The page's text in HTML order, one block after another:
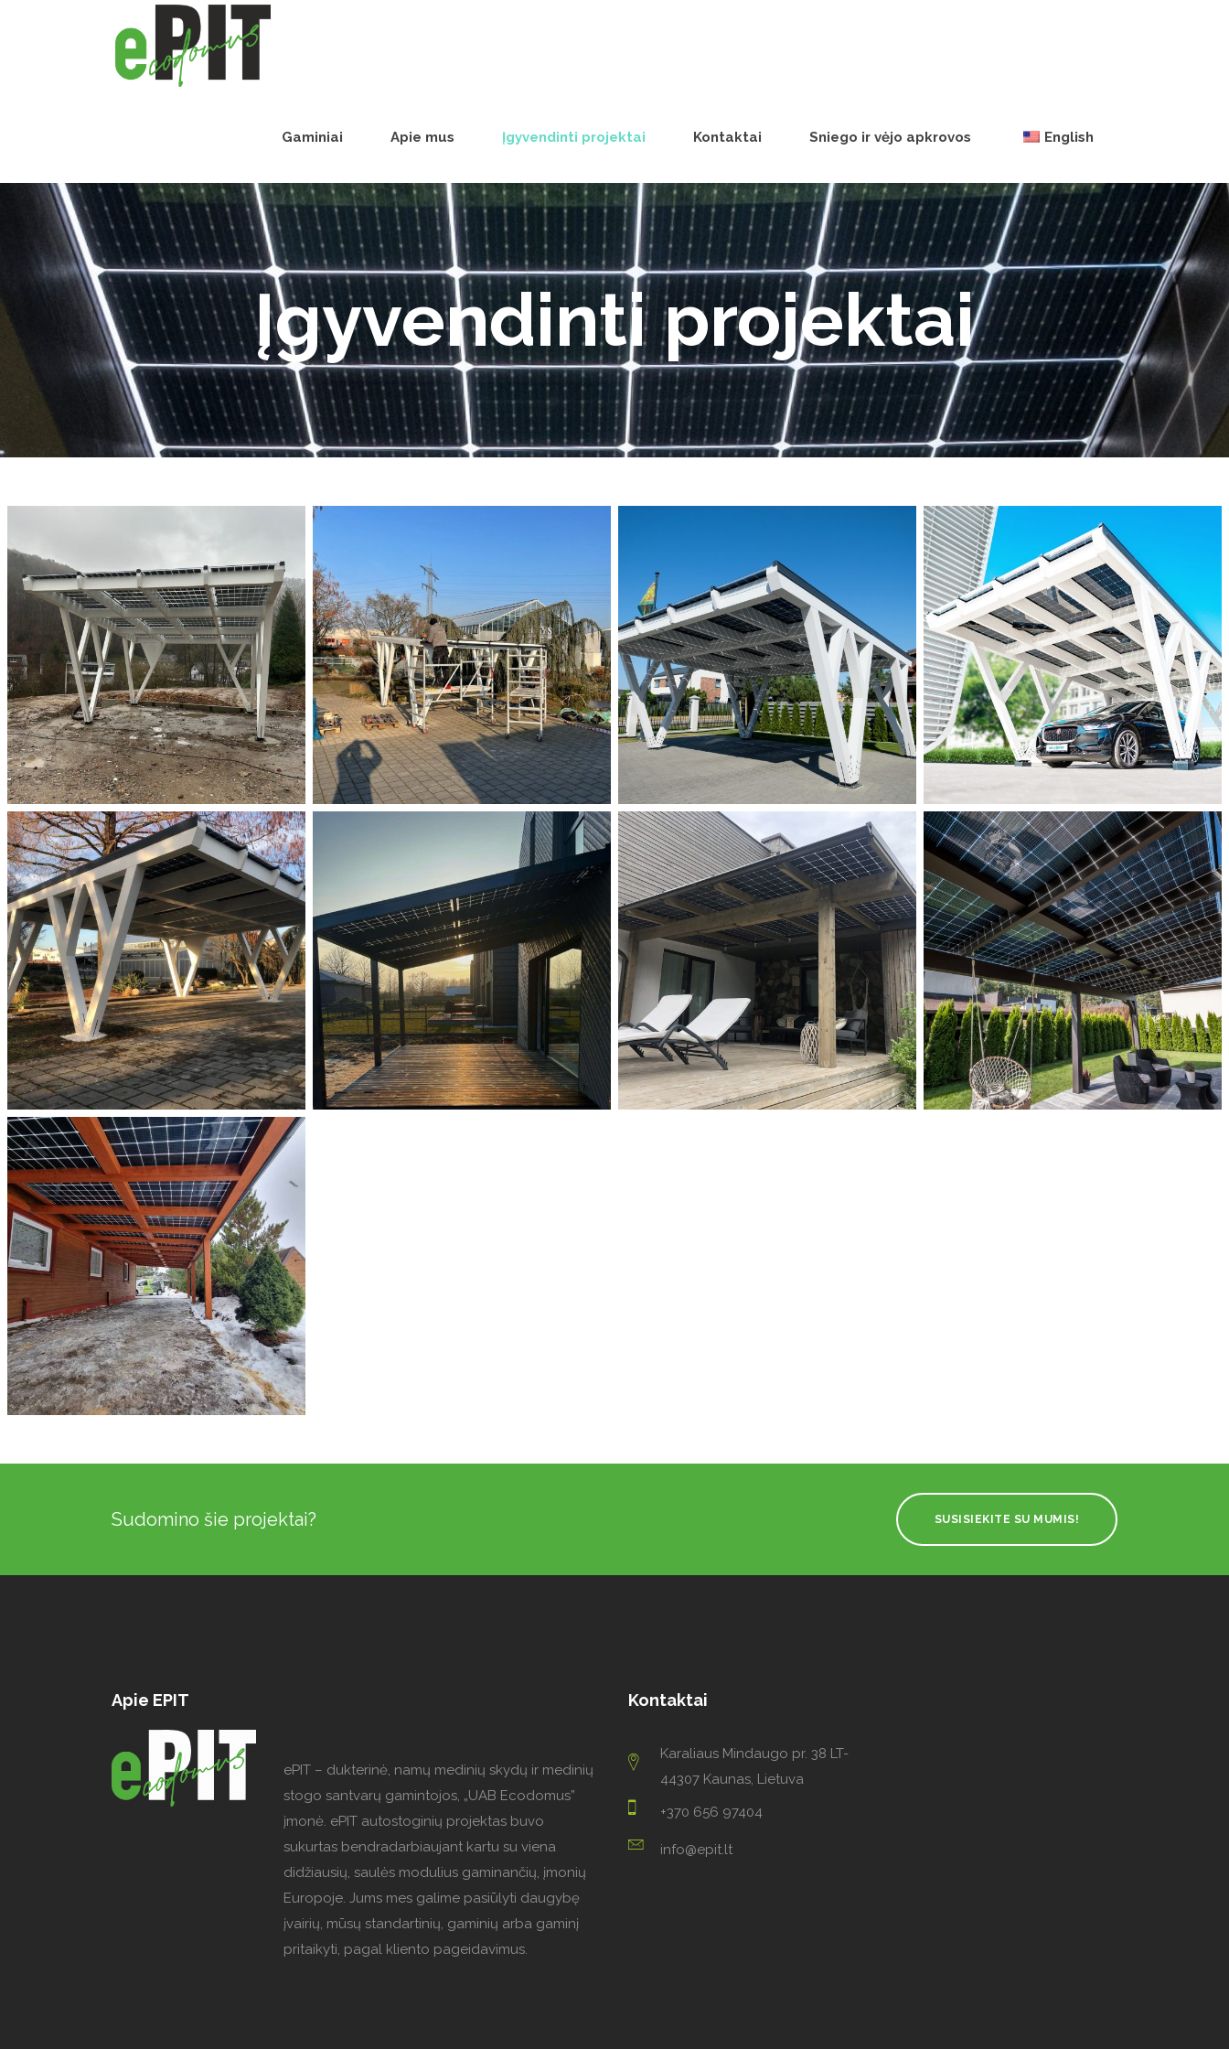
Gaminiai Apie mus Įgyvendinti projektai Kontaktai Sniego ir vėjo apkrovos English
Įgyvendinti projektai
ePIT 12V120-5, Werdohl,
Vokietija
Įgyvendinti Projektai
Solid ePIT 12V120-3,
Parodinė, Vokietija
Solid ePIT 15V160-3,
Klaipėda, Lietuva
Solid ePIT 16V160-3,
Vilnius, Lietuva
Solid ePIT 18V160-3,
Baden-Baden, Vokietija
Įgyvendinti Projektai
Solid ePIT ALU-10TH2,
,,Zatorskio vilos”,
Kaunas, Lietuva
160-3, Kaunas, Lietuva
Solid ePIT GL-14TH2-
160-7, Vilnius, Lietuva
Solid ePIT GL-28TH2-
160-5, Naujieji Šaminiai,
Lietuva
Įgyvendinti Projektai
Sudomino šie projektai? SUSISIEKITE SU MUMIS!
Apie EPIT
ePIT – dukterinė, namų medinių skydų ir medinių
stogo santvarų gamintojos, „UAB Ecodomus”
įmonė. ePIT autostoginių projektas buvo
sukurtas bendradarbiaujant kartu su viena
didžiausių, saulės modulius gaminančių, įmonių
Europoje. Jums mes galime pasiūlyti daugybę
įvairių, mūsų standartinių, gaminių arba gaminį
pritaikyti, pagal kliento pageidavimus.
Kontaktai
Karaliaus Mindaugo pr. 38 LT-
44307 Kaunas, Lietuva
+370 656 97404
info@epit.lt